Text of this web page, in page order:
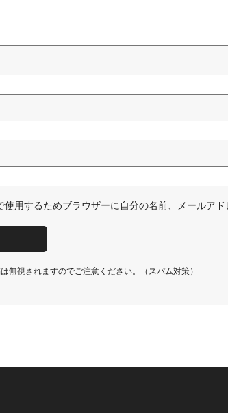
使用するためブラウザーに自分の名前、メールアド
無視されますのでご注意ください。（スパム対策）